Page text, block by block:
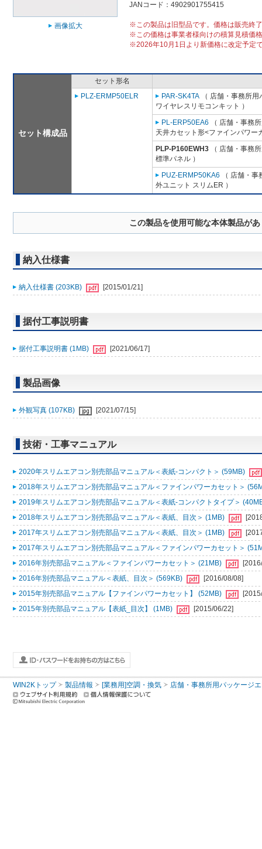
画像拡大
JANコード：4902901755415
※この製品は旧型品です。価格は販売終
※この価格は事業者様向けの積算見積価
※2026年10月1日より新価格に改定予定
セット構成品
セット形名
PLZ-ERMP50ELR
PAR-SK4TA （ 店舗・事務所
ワイヤレスリモコンキット ）
PL-ERP50EA6 （ 店舗・事務
天井カセット形<ファインパワー
PLP-P160EWH3 （ 店舗・事務
標準パネル ）
PUZ-ERMP50KA6 （ 店舗・
外ユニット スリムER ）
この製品を使用可能な本体製品が
納入仕様書
納入仕様書 (203KB) [2015/01/21]
据付工事説明書
据付工事説明書 (1MB) [2021/06/17]
製品画像
外観写真 (107KB) [2021/07/15]
技術・工事マニュアル
2020年スリムエアコン別売部品マニュアル＜表紙-コンパクト＞ (59MB)
2018年スリムエアコン別売部品マニュアル＜ファインパワーカセット＞
2019年スリムエアコン別売部品マニュアル＜表紙-コンパクトタイプ＞
2018年スリムエアコン別売部品マニュアル＜表紙、目次＞ (1MB)
2017年スリムエアコン別売部品マニュアル＜表紙、目次＞ (1MB)
2017年スリムエアコン別売部品マニュアル＜ファインパワーカセット＞
2016年別売部品マニュアル＜ファインパワーカセット＞ (21MB)
2016年別売部品マニュアル＜表紙、目次＞ (569KB)
[2016/08/08]
2015年別売部品マニュアル【ファインパワーカセット】 (52MB)
2015年別売部品マニュアル【表紙_目次】 (1MB)
[2015/06/22]
WIN2Kトップ 製品情報 [業務用]空調・換気 店舗・事務所用パッケージ